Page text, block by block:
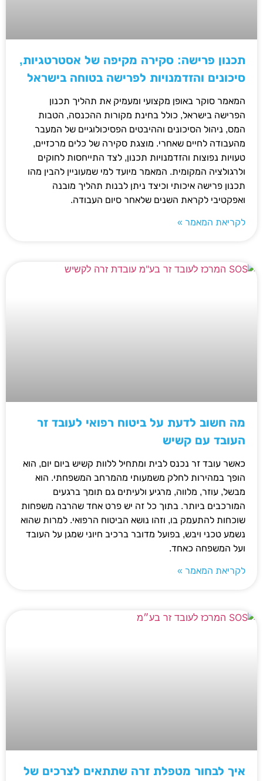
תכנון פרישה: סקירה מקיפה של אסטרטגיות,
סיכונים והזדמנויות לפרישה בטוחה בישראל
המאמר סוקר באופן מקצועי ומעמיק את תהליך תכנון
הפרישה בישראל, כולל בחינת מקורות ההכנסה, הטבות
המס, ניהול הסיכונים וההיבטים הפסיכולוגיים של המעבר
מהעבודה לחיים שאחרי. מוצגת סקירה של כלים מרכזיים,
טעויות נפוצות והזדמנויות תכנון, לצד התייחסות לחוקים
ולרגולציה המקומית. המאמר מיועד למי שמעוניין להבין מהו
תכנון פרישה איכותי וכיצד ניתן לבנות תהליך מובנה
ואפקטיבי לקראת השנים שלאחר סיום העבודה.
לקריאת המאמר »
מה חשוב לדעת על ביטוח רפואי לעובד זר
העובד עם קשיש
כאשר עובד זר נכנס לבית ומתחיל ללוות קשיש ביום יום, הוא
הופך במהירות לחלק משמעותי מהמרחב המשפחתי. הוא
מבשל, עוזר, מלווה, מרגיע ולעיתים גם תומך ברגעים
המורכבים ביותר. בתוך כל זה יש פרט אחד שהרבה משפחות
שוכחות להתעמק בו, וזהו נושא הביטוח הרפואי. למרות שהוא
נשמע טכני ויבש, בפועל מדובר ברכיב חיוני שמגן על העובד
ועל המשפחה כאחד.
לקריאת המאמר »
איך לבחור מטפלת זרה שתתאים לצרכים של